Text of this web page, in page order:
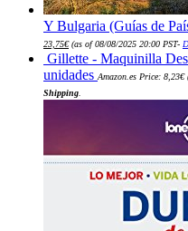
Y Bulgaria (Guías de
precio
original
era:
25,00€.
23,75€precio
actual
es:
23,75€.
(as of 08/08/2025 20:00 PST-
Gillette - Maquinilla
unidades Amazon.es Price: 8,23€
Shipping